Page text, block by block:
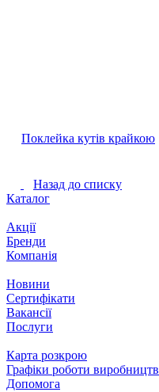
Поклейка кутів крайкою
Назад до списку
Каталог
Акції
Бренди
Компанія
Новини
Сертифікати
Вакансії
Послуги
Карта розкрою
Графіки роботи виробництв
Допомога